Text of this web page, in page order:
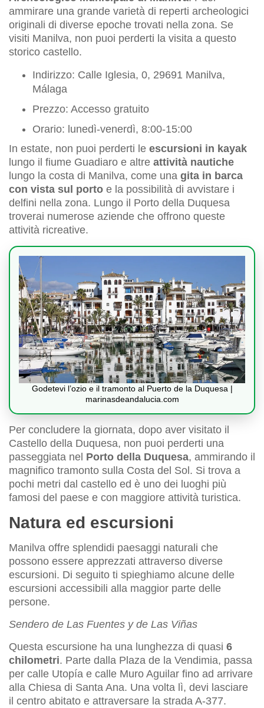
ammirare una grande varietà di reperti archeologici
originali di diverse epoche trovati nella zona. Se
visiti Manilva, non puoi perderti la visita a questo
storico castello.
Indirizzo: Calle Iglesia, 0, 29691 Manilva,
Málaga
Prezzo: Accesso gratuito
Orario: lunedì-venerdì, 8:00-15:00
In estate, non puoi perderti le escursioni in kayak
lungo il fiume Guadiaro e altre attività nautiche
lungo la costa di Manilva, come una gita in barca
con vista sul porto e la possibilità di avvistare i
delfini nella zona. Lungo il Porto della Duquesa
troverai numerose aziende che offrono queste
attività ricreative.
Godetevi l’ozio e il tramonto al Puerto de la Duquesa |
marinasdeandalucia.com
Per concludere la giornata, dopo aver visitato il
Castello della Duquesa, non puoi perderti una
passeggiata nel Porto della Duquesa, ammirando il
magnifico tramonto sulla Costa del Sol. Si trova a
pochi metri dal castello ed è uno dei luoghi più
famosi del paese e con maggiore attività turistica.
Natura ed escursioni
Manilva offre splendidi paesaggi naturali che
possono essere apprezzati attraverso diverse
escursioni. Di seguito ti spieghiamo alcune delle
escursioni accessibili alla maggior parte delle
persone.
Sendero de Las Fuentes y de Las Viñas
Questa escursione ha una lunghezza di quasi 6
chilometri. Parte dalla Plaza de la Vendimia, passa
per calle Utopía e calle Muro Aguilar fino ad arrivare
alla Chiesa di Santa Ana. Una volta lì, devi lasciare
il centro abitato e attraversare la strada A-377.